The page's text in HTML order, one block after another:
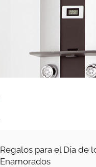
Regalos para el Día de
Enamorados